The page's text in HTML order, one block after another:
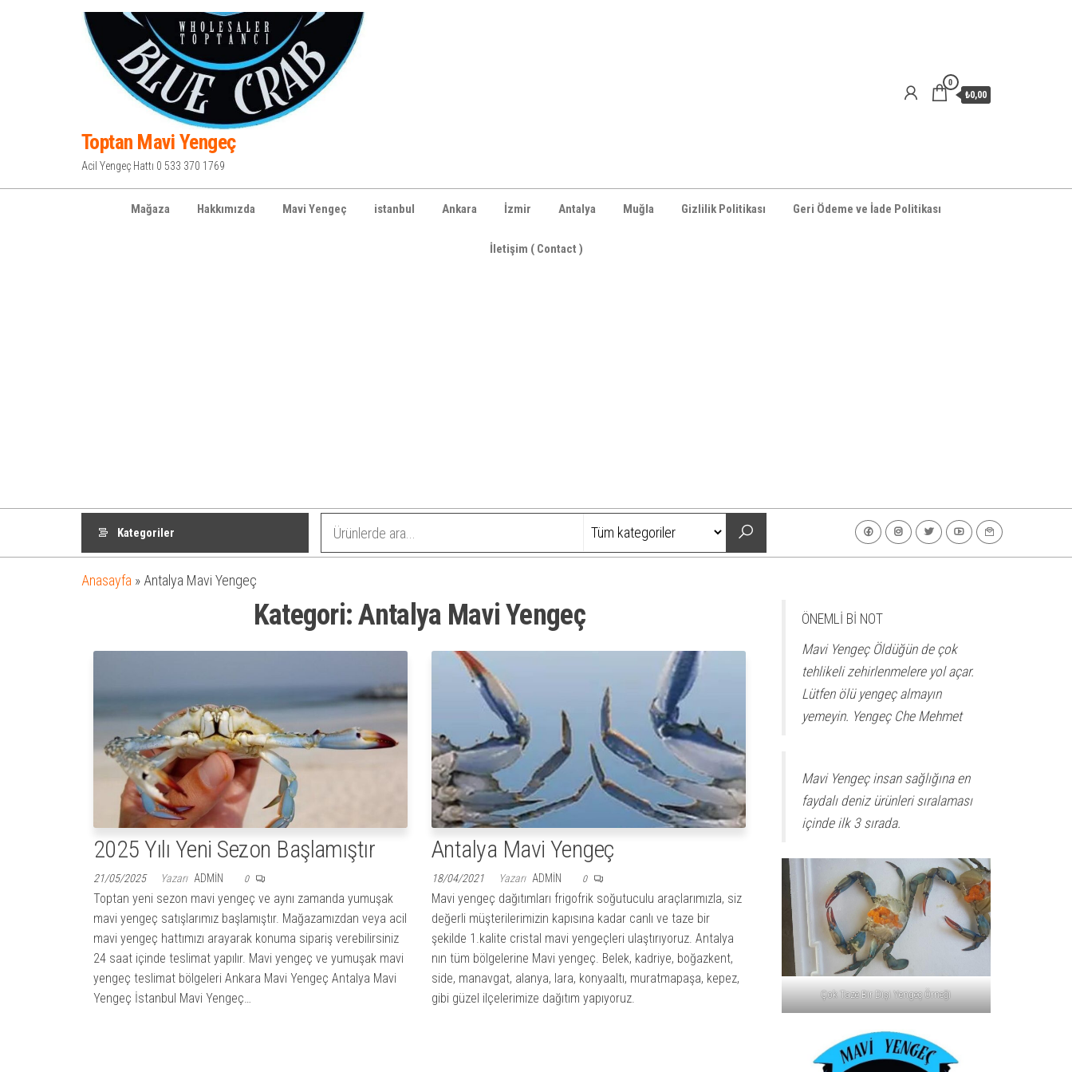
Toptan Mavi Yengeç
Acil Yengeç Hattı 0 533 370 1769
0
₺0,00
Mağaza Hakkımızda Mavi Yengeç istanbul Ankara İzmir Antalya Muğla Gizlilik Politikası Geri Ödeme ve İade Politikası
İletişim ( Contact )
Kategoriler
Anasayfa » Antalya Mavi Yengeç
Kategori:Antalya Mavi Yengeç
2025 Yılı Yeni Sezon Başlamıştır
21/05/2025 Yazarı ADMIN 0
Toptan yeni sezon mavi yengeç ve aynı zamanda yumuşak
mavi yengeç satışlarımız başlamıştır. Mağazamızdan veya acil
mavi yengeç hattımızı arayarak konuma sipariş verebilirsiniz
24 saat içinde teslimat yapılır. Mavi yengeç ve yumuşak mavi
yengeç teslimat bölgeleri Ankara Mavi Yengeç Antalya Mavi
Yengeç İstanbul Mavi Yengeç…
Antalya Mavi Yengeç
18/04/2021 Yazarı ADMIN 0
Mavi yengeç dağıtımları frigofrik soğutuculu araçlarımızla, siz
değerli müşterilerimizin kapısına kadar canlı ve taze bir
şekilde 1.kalite cristal mavi yengeçleri ulaştırıyoruz. Antalya
nın tüm bölgelerine Mavi yengeç. Belek, kadriye, boğazkent,
side, manavgat, alanya, lara, konyaaltı, muratmapaşa, kepez,
gibi güzel ilçelerimize dağıtım yapıyoruz.
ÖNEMLİ Bİ NOT
Mavi Yengeç Öldüğün de çok
tehlikeli zehirlenmelere yol açar.
Lütfen ölü yengeç almayın
yemeyin. Yengeç Che Mehmet
Mavi Yengeç insan sağlığına en
faydalı deniz ürünleri sıralaması
içinde ilk 3 sırada.
Çok Taze Bir Dişi Yengeç Örneği